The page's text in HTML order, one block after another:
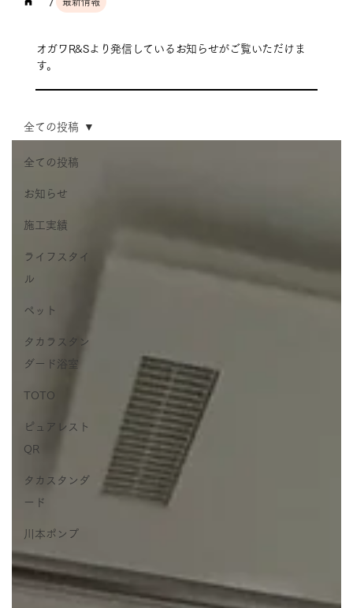
オガワR&Sより発信しているお知らせがご覧いただけま
す。
全ての投稿
お知らせ
施工実績
ライフスタイ
ル
ペット
タカラスタン
ダード浴室
TOTO
ピュアレスト
QR
タカスタンダ
ード
川本ポンプ
全ての投稿